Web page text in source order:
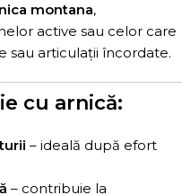
montana,
active sau celor care
sau articulații încordate.
cu arnică:
– ideală după efort
– contribuie la